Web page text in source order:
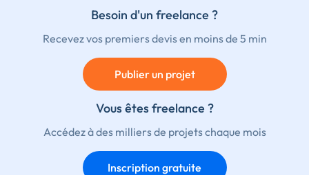
Besoin d'un freelance ?
Recevez vos premiers devis en moins de 5 min
Publier un projet
Vous êtes freelance ?
Accédez à des milliers de projets chaque mois
Inscription gratuite